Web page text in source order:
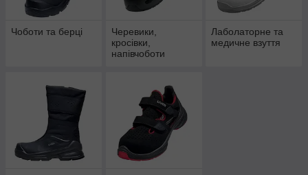
Чоботи та берці
Черевики,
кросівки,
напівчоботи
Лаболаторне та
медичне взуття